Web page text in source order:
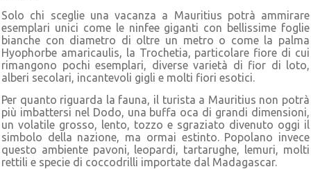
Solo chi sceglie una vacanza a Mauritius potrà ammirare
esemplari unici come le ninfee giganti con bellissime foglie
bianche con diametro di oltre un metro o come la palma
Hyophorbe amaricaulis, la Trochetia, particolare fiore di cui
rimangono pochi esemplari, diverse varietà di fior di loto,
alberi secolari, incantevoli gigli e molti fiori esotici.
Per quanto riguarda la fauna, il turista a Mauritius non potrà
più imbattersi nel Dodo, una buffa oca di grandi dimensioni,
un volatile grosso, lento, tozzo e sgraziato divenuto oggi il
simbolo della nazione, ma ormai estinto. Popolano invece
questo ambiente pavoni, leopardi, tartarughe, lemuri, molti
rettili e specie di coccodrilli importate dal Madagascar.